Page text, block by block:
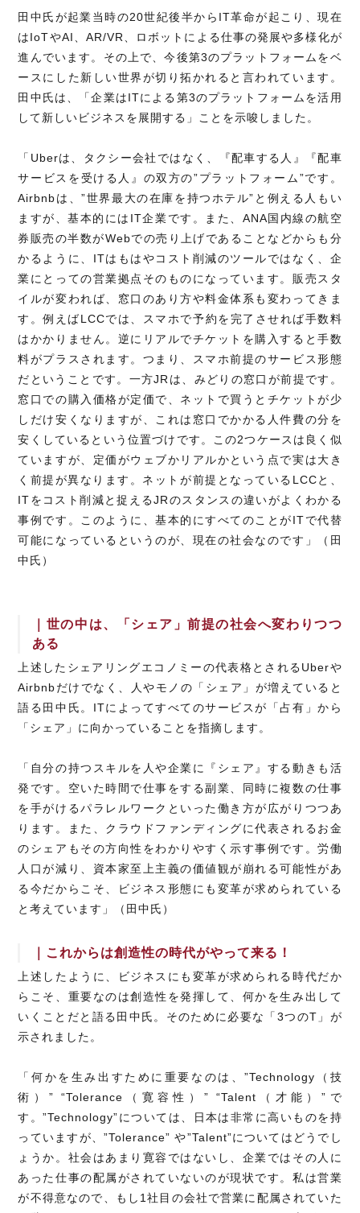
田中氏が起業当時の20世紀後半からIT革命が起こり、現在
はIoTやAI、AR/VR、ロボットによる仕事の発展や多様化が
進んでいます。その上で、今後第3のプラットフォームをベ
ースにした新しい世界が切り拓かれると言われています。
田中氏は、「企業はITによる第3のプラットフォームを活用
して新しいビジネスを展開する」ことを示唆しました。
「Uberは、タクシー会社ではなく、『配車する人』『配車
サービスを受ける人』の双方の”プラットフォーム”です。
Airbnbは、”世界最大の在庫を持つホテル”と例える人もい
ますが、基本的にはIT企業です。また、ANA国内線の航空
券販売の半数がWebでの売り上げであることなどからも分
かるように、ITはもはやコスト削減のツールではなく、企
業にとっての営業拠点そのものになっています。販売スタ
イルが変われば、窓口のあり方や料金体系も変わってきま
す。例えばLCCでは、スマホで予約を完了させれば手数料
はかかりません。逆にリアルでチケットを購入すると手数
料がプラスされます。つまり、スマホ前提のサービス形態
だということです。一方JRは、みどりの窓口が前提です。
窓口での購入価格が定価で、ネットで買うとチケットが少
しだけ安くなりますが、これは窓口でかかる人件費の分を
安くしているという位置づけです。この2つケースは良く似
ていますが、定価がウェブかリアルかという点で実は大き
く前提が異なります。ネットが前提となっているLCCと、
ITをコスト削減と捉えるJRのスタンスの違いがよくわかる
事例です。このように、基本的にすべてのことがITで代替
可能になっているというのが、現在の社会なのです」（田
中氏）
｜世の中は、「シェア」前提の社会へ変わりつつ
ある
上述したシェアリングエコノミーの代表格とされるUberや
Airbnbだけでなく、人やモノの「シェア」が増えていると
語る田中氏。ITによってすべてのサービスが「占有」から
「シェア」に向かっていることを指摘します。
「自分の持つスキルを人や企業に『シェア』する動きも活
発です。空いた時間で仕事をする副業、同時に複数の仕事
を手がけるパラレルワークといった働き方が広がりつつあ
ります。また、クラウドファンディングに代表されるお金
のシェアもその方向性をわかりやすく示す事例です。労働
人口が減り、資本家至上主義の価値観が崩れる可能性があ
る今だからこそ、ビジネス形態にも変革が求められている
と考えています」（田中氏）
｜これからは創造性の時代がやって来る！
上述したように、ビジネスにも変革が求められる時代だか
らこそ、重要なのは創造性を発揮して、何かを生み出して
いくことだと語る田中氏。そのために必要な「3つのT」が
示されました。
「何かを生み出すために重要なのは、”Technology（技
術）” “Tolerance（寛容性）” “Talent（才能）”で
す。”Technology”については、日本は非常に高いものを持
っていますが、”Tolerance” や”Talent”についてはどうでし
ょうか。社会はあまり寛容ではないし、企業ではその人に
あった仕事の配属がされていないのが現状です。私は営業
が不得意なので、もし1社目の会社で営業に配属されていた